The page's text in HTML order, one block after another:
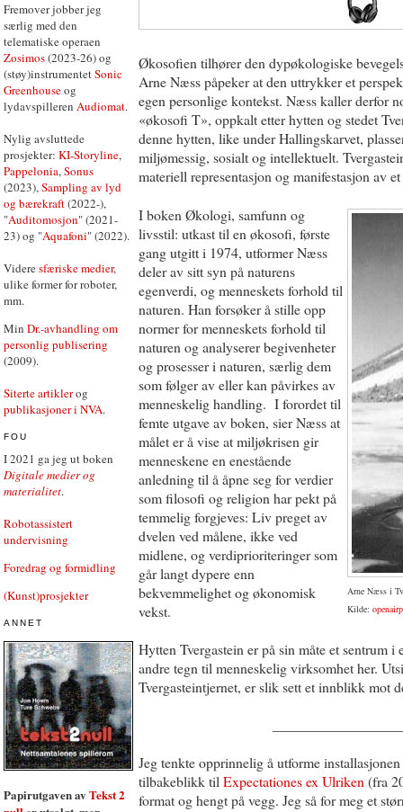
Fremover jobber jeg
særlig med den
telematiske operaen
Zosimos(2023-26) og
(støy)instrumentetSonic
Greenhouseog
lydavspilleren Audiomat.
Nylig avsluttede
prosjekter: KI-Storyline,
Pappelonia,Sonus
(2023),Sampling av lyd
og bærekraft(2022-),
"Auditomosjon" (2021-
23) og "Aquafoni" (2022).
Videresfæriske medier,
ulike former for roboter,
mm.
Min Dr.-avhandling om
personlig publisering
(2009).
Siterte artiklerog
publikasjoner i NVA.
FOU
I 2021 ga jeg ut boken
Digitale medier og
materialitet.
Robotassistert
undervisning
Foredrag og formidling
(Kunst)prosjekter
ANNET
Papirutgaven av Tekst 2
Økosofien tilhører den dypøkologiske
Arne Næss påpeker at den uttrykker et
egen personlige kontekst. Næss kaller derfor
«økosofi T», oppkalt etter hytten og stedet
denne hytten, like under Hallingskarvet,
miljømessig, sosialt og intellektuelt.
materiell representasjon og manifestasjon av
Arne Næss i
Kilde:
I boken Økologi, samfunn og
livsstil: utkast til en økosofi, første
gang utgitt i 1974, utformer Næss
deler av sitt syn på naturens
egenverdi, og menneskets forhold til
naturen. Han forsøker å stille opp
normer for menneskets forhold til
naturen og analyserer begivenheter
og prosesser i naturen, særlig dem
som følger av eller kan påvirkes av
menneskelig handling. I forordet til
femte utgave av boken, sier Næss at
målet er å vise at miljøkrisen gir
menneskene en enestående
anledning til å åpne seg for verdier
som filosofi og religion har pekt på
temmelig forgjeves: Liv preget av
dvelen ved målene, ikke ved
midlene, og verdiprioriteringer som
går langt dypere enn
bekvemmelighet og økonomisk
vekst.
Hytten Tvergastein er på sin måte et sentrum
andre tegn til menneskelig virksomhet her.
Tvergasteintjernet, er slik sett et innblikk mot
Jeg tenkte opprinnelig å utforme
tilbakeblikk til Expectationes ex Ulriken (fra
format og hengt på vegg. Jeg så for meg et